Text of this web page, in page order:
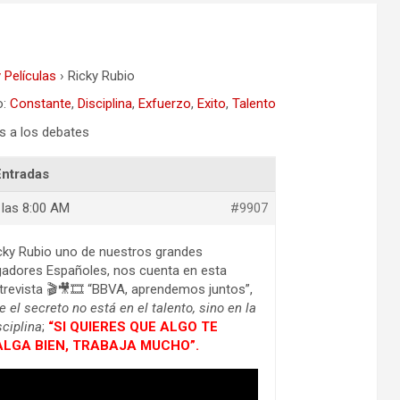
› Ricky Rubio
Constante,Disciplina,Exfuerzo,Exito,Talento
a los debates
8:00 AM #9907
Rubio uno de nuestros grandes
Españoles, nos cuenta en esta
🎬🎥🎞 “BBVA, aprendemos juntos”,
el secreto no está en el talento, sino en la
; “SI QUIERES QUE ALGO TE
BIEN, TRABAJA MUCHO”.